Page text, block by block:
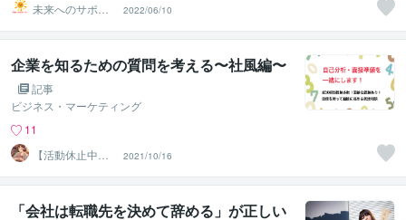
未来へのサポー
ター
2022/06/10
企業を知るための質問を考える〜社風編〜
記事
ビジネス・マーケティング
11
【活動休止中】
はり Hari
2021/10/16
「会社は転職先を決めて辞める」が正しい